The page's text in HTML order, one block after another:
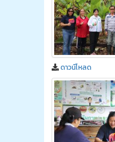
ดาวน์โหลด